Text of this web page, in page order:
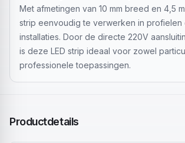
Met afmetingen van 10 mm breed en 4,5
strip eenvoudig te verwerken in profielen
installaties. Door de directe 220V
is deze LED strip ideaal voor zowel
professionele toepassingen.
Productdetails